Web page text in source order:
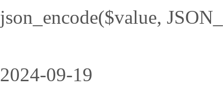
json_encode($value,
2024-09-19